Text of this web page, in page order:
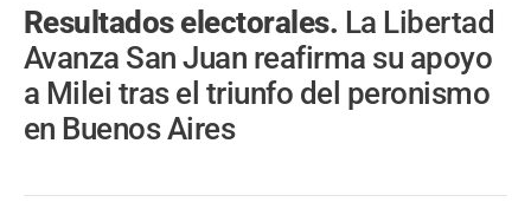
Resultados electorales. La Libertad
Avanza San Juan reafirma su apoyo
a Milei tras el triunfo del peronismo
en Buenos Aires